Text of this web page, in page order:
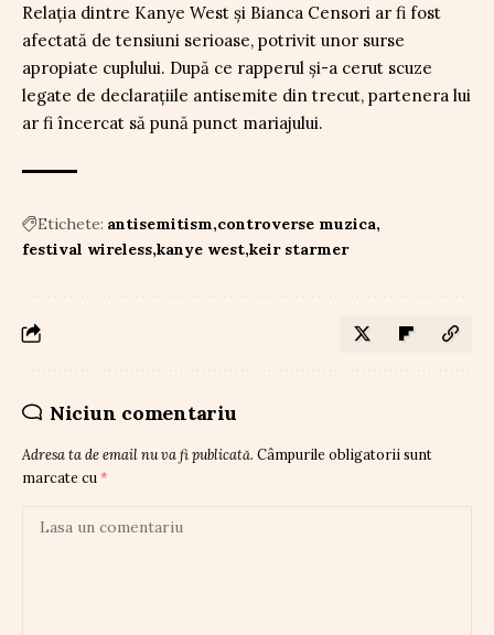
Relația dintre Kanye West și Bianca Censori ar fi fost
afectată de tensiuni serioase, potrivit unor surse
apropiate cuplului. După ce rapperul și-a cerut scuze
legate de declarațiile antisemite din trecut, partenera lui
ar fi încercat să pună punct mariajului.
Etichete: antisemitism controverse muzica
festival wireless kanye west keir starmer
Niciun comentariu
Adresa ta de email nu va fi publicată. Câmpurile obligatorii sunt
marcate cu *